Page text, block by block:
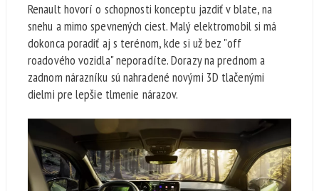
Renault hovorí o schopnosti konceptu jazdiť v blate, na
snehu a mimo spevnených ciest. Malý elektromobil si má
dokonca poradiť aj s terénom, kde si už bez "off
roadového vozidla" neporadíte. Dorazy na prednom a
zadnom nárazníku sú nahradené novými 3D tlačenými
dielmi pre lepšie tlmenie nárazov.